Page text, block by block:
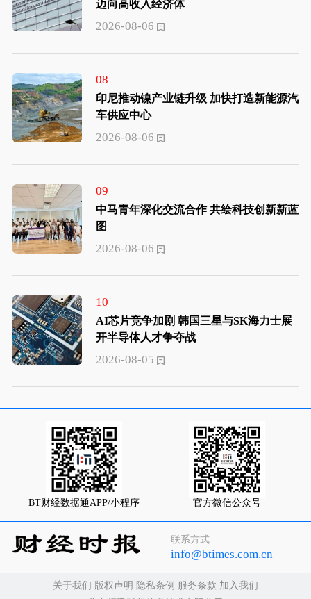
迈向高收入经济体
2026-08-06
08
印尼推动镍产业链升级 加快打造新能源汽
车供应中心
2026-08-06
09
中马青年深化交流合作 共绘科技创新新蓝
图
2026-08-06
10
AI芯片竞争加剧 韩国三星与SK海力士展
开半导体人才争夺战
2026-08-05
BT财经数据通APP/小程序 官方微信公众号
联系方式
info@btimes.com.cn
关于我们 版权声明 隐私条例 服务条款 加入我们